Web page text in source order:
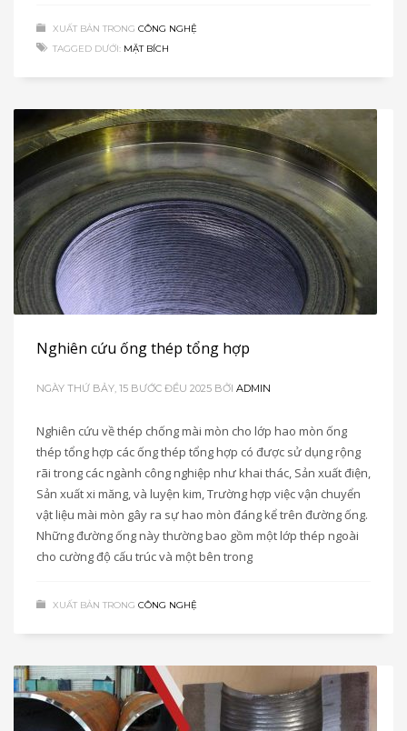
XUẤT BẢN TRONG CÔNG NGHỆ
TAGGED DƯỚI: MẶT BÍCH
Nghiên cứu ống thép tổng hợp
NGÀY THỨ BẢY, 15 BƯỚC ĐỀU 2025 BỞI ADMIN
Nghiên cứu về thép chống mài mòn cho lớp hao mòn ống
thép tổng hợp các ống thép tổng hợp có được sử dụng rộng
rãi trong các ngành công nghiệp như khai thác, Sản xuất điện,
Sản xuất xi măng, và luyện kim, Trường hợp việc vận chuyển
vật liệu mài mòn gây ra sự hao mòn đáng kể trên đường ống.
Những đường ống này thường bao gồm một lớp thép ngoài
cho cường độ cấu trúc và một bên trong
XUẤT BẢN TRONG CÔNG NGHỆ